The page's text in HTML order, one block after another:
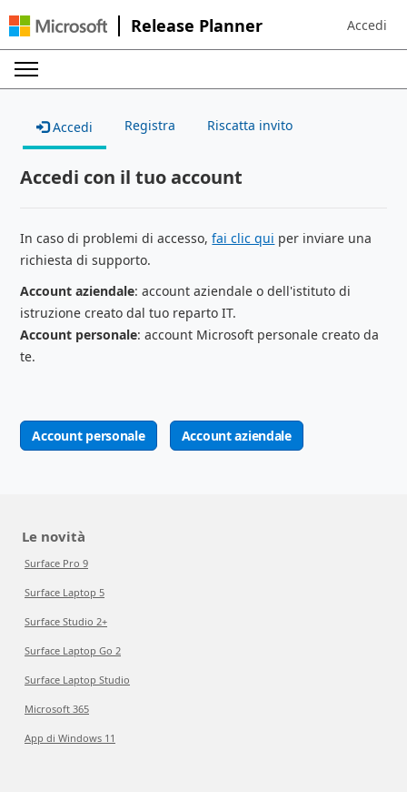
Release Planner Sign in to
Accedi
Accedi Registra Riscatta invito
Accedi con il tuo account
In caso di problemi di accesso,fai clic qui per inviare una
richiesta di supporto.
Account aziendale: account aziendale o dell'istituto di
istruzione creato dal tuo reparto IT.
Account personale: account Microsoft personale creato da
te.
Account personale Account aziendale
Le novità
Surface Pro 9
Surface Laptop 5
Surface Studio 2+
Surface Laptop Go 2
Surface Laptop Studio
Microsoft 365
App di Windows 11